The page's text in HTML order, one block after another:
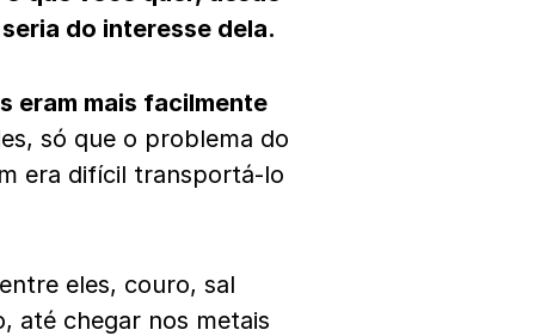
do interesse dela.
eram mais facilmente
só que o problema do
era difícil transportá-lo
eles, couro, sal
até chegar nos metais